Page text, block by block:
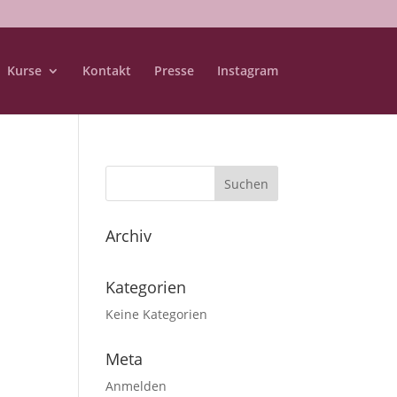
Kurse Kontakt Presse Instagram
Archiv
Kategorien
Keine Kategorien
Meta
Anmelden